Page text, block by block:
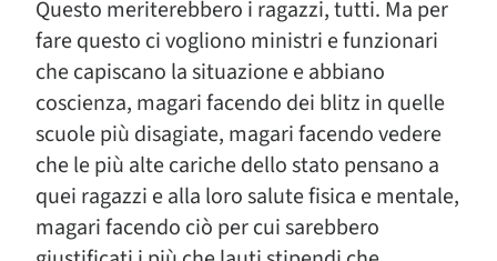
Questo meriterebbero i ragazzi, tutti. Ma per
fare questo ci vogliono ministri e funzionari
che capiscano la situazione e abbiano
coscienza, magari facendo dei blitz in quelle
scuole più disagiate, magari facendo vedere
che le più alte cariche dello stato pensano a
quei ragazzi e alla loro salute fisica e mentale,
magari facendo ciò per cui sarebbero